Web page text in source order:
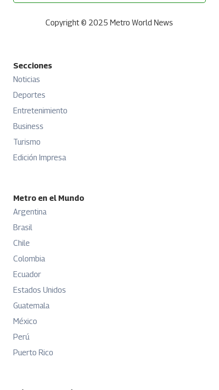
Copyright © 2025 Metro World News
Secciones
Noticias
Deportes
Entretenimiento
Business
Turismo
Edición Impresa
Metro en el Mundo
Argentina
Brasil
Chile
Colombia
Ecuador
Estados Unidos
Guatemala
México
Perú
Puerto Rico